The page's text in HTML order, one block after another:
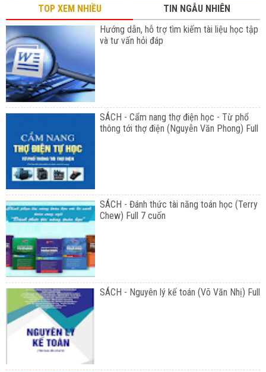
TOP XEM NHIỀU
TIN NGẪU NHIÊN
Hướng dẫn, hỗ trợ tìm kiếm tài liệu học tập
và tư vấn hỏi đáp
SÁCH - Cẩm nang thợ điện học - Từ phổ
thông tới thợ điện (Nguyễn Văn Phong) Full
SÁCH - Đánh thức tài năng toán học (Terry
Chew) Full 7 cuốn
SÁCH - Nguyên lý kế toán (Võ Văn Nhị) Full